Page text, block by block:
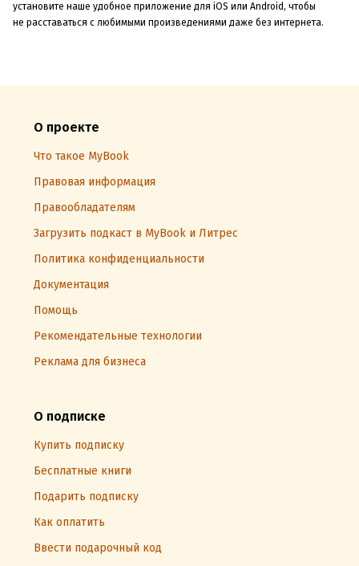
установите наше удобное приложение для iOS или Android, чтобы
не расставаться с любимыми произведениями даже без интернета.
О проекте
Что такое MyBook
Правовая информация
Правообладателям
Загрузить подкаст в MyBook и Литрес
Политика конфиденциальности
Документация
Помощь
Рекомендательные технологии
Реклама для бизнеса
О подписке
Купить подписку
Бесплатные книги
Подарить подписку
Как оплатить
Ввести подарочный код